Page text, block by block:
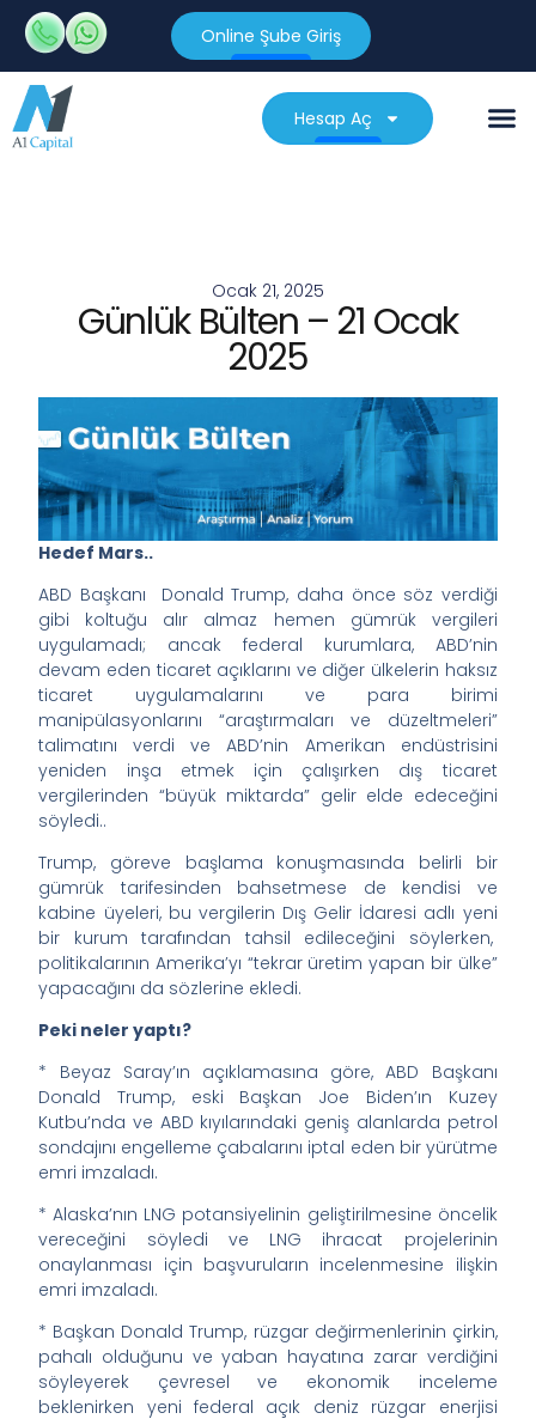
Online Şube Giriş
Hesap Aç
Ocak 21, 2025
Günlük Bülten – 21 Ocak
2025
Hedef Mars..
ABD Başkanı Donald Trump, daha önce söz verdiği
gibi koltuğu alır almaz hemen gümrük vergileri
uygulamadı; ancak federal kurumlara, ABD’nin
devam eden ticaret açıklarını ve diğer ülkelerin haksız
ticaret uygulamalarını ve para birimi
manipülasyonlarını “araştırmaları ve düzeltmeleri”
talimatını verdi ve ABD’nin Amerikan endüstrisini
yeniden inşa etmek için çalışırken dış ticaret
vergilerinden “büyük miktarda” gelir elde edeceğini
söyledi..
Trump, göreve başlama konuşmasında belirli bir
gümrük tarifesinden bahsetmese de kendisi ve
kabine üyeleri, bu vergilerin Dış Gelir İdaresi adlı yeni
bir kurum tarafından tahsil edileceğini söylerken,
politikalarının Amerika’yı “tekrar üretim yapan bir ülke”
yapacağını da sözlerine ekledi.
Peki neler yaptı?
* Beyaz Saray’ın açıklamasına göre, ABD Başkanı
Donald Trump, eski Başkan Joe Biden’ın Kuzey
Kutbu’nda ve ABD kıyılarındaki geniş alanlarda petrol
sondajını engelleme çabalarını iptal eden bir yürütme
emri imzaladı.
* Alaska’nın LNG potansiyelinin geliştirilmesine öncelik
vereceğini söyledi ve LNG ihracat projelerinin
onaylanması için başvuruların incelenmesine ilişkin
emri imzaladı.
* Başkan Donald Trump, rüzgar değirmenlerinin çirkin,
pahalı olduğunu ve yaban hayatına zarar verdiğini
söyleyerek çevresel ve ekonomik inceleme
beklenirken yeni federal açık deniz rüzgar enerjisi